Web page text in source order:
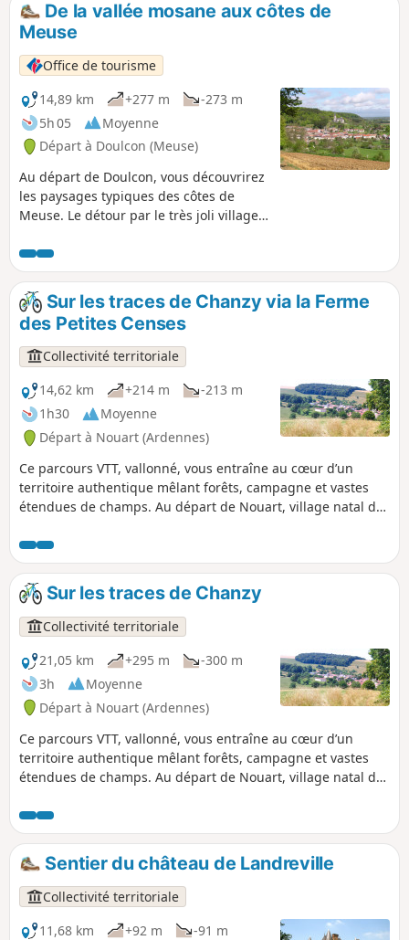
p
De la vallée mosane aux côtes de
Meuse
Office de tourisme
14,89 km
+277 m
-273 m
5h 05
Moyenne
Départ à Doulcon (Meuse)
Au départ de Doulcon, vous découvrirez
les paysages typiques des côtes de
Meuse. Le détour par le très joli village
belles surprises architecturales ! Vous
rejoindrez ensuite le village de Sassey-
sur-Meuse par la côte avant de
rejoindre Dun-sur-Meuse puis Doulcon
par le halage le long de la Meuse
navigable. Passant par 4 communes :
Dun-sur-Meuse, Doulcon, Mont-devant-
Sassey, Sassey-sur-Meuse, vous avez la
possibilité de partir au départ de l'une
d'entre elles. Vous avez aussi la
possibilité de fractionner cette balade
pour la raccourcir ou d'éviter la forêt en
période de chasse.
Sur les traces de Chanzy via la Ferme
des Petites Censes
Collectivité territoriale
14,62 km
+214 m
-213 m
1h30
Moyenne
Départ à Nouart (Ardennes)
Ce parcours VTT, vallonné, vous entraîne au cœur d’un
territoire authentique mêlant forêts, campagne et vastes
étendues de champs. Au départ de Nouart, village natal du
hameaux : Tailly, Barricourt, les Petites Censes, les
Forgettes, Les Tuileries... où se dévoilent de remarquables
bâtisses en pierre, témoins du patrimoine local. Un sentier
rythmé et varié, idéal pour les amateurs de VTT en quête de
nature, de relief et de découvertes historiques.
Sur les traces de Chanzy
Collectivité territoriale
21,05 km
+295 m
-300 m
3h
Moyenne
Départ à Nouart (Ardennes)
Ce parcours VTT, vallonné, vous entraîne au cœur d’un
territoire authentique mêlant forêts, campagne et vastes
étendues de champs. Au départ de Nouart, village natal du
hameaux : Tailly, Barricourt, les Petites Censes, les
Forgettes, Les Tuileries, Rémonville... où se dévoilent de
remarquables bâtisses en pierre, témoins du patrimoine
local. Un sentier rythmé et varié, idéal pour les amateurs de
VTT en quête de nature, de relief et de découvertes
historiques.
Sentier du château de Landreville
Collectivité territoriale
11,68 km
+92 m
-91 m